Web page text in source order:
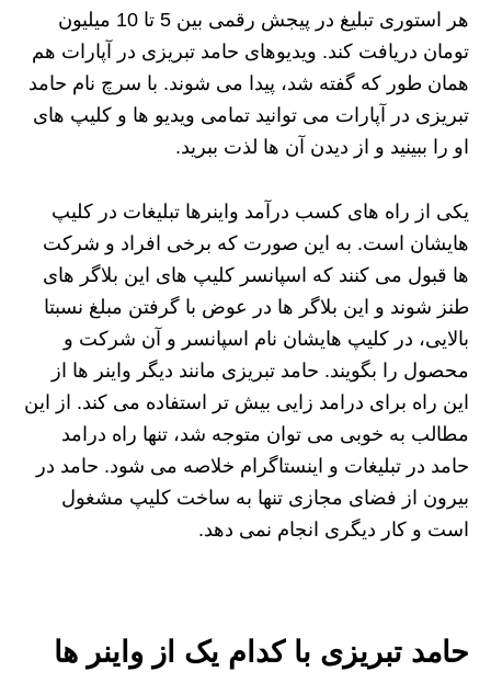
هر استوری تبلیغ در پیجش رقمی بین 5 تا 10 میلیون
تومان دریافت کند. ویدیوهای حامد تبریزی در آپارات هم
همان طور که گفته شد، پیدا می شوند. با سرچ نام حامد
تبریزی در آپارات می توانید تمامی ویدیو ها و کلیپ های
او را ببینید و از دیدن آن ها لذت ببرید.
یکی از راه های کسب درآمد واینرها تبلیغات در کلیپ
هایشان است. به این صورت که برخی افراد و شرکت
ها قبول می کنند که اسپانسر کلیپ های این بلاگر های
طنز شوند و این بلاگر ها در عوض با گرفتن مبلغ نسبتا
بالایی، در کلیپ هایشان نام اسپانسر و آن شرکت و
محصول را بگویند. حامد تبریزی مانند دیگر واینر ها از
این راه برای درامد زایی بیش تر استفاده می کند. از این
مطالب به خوبی می توان متوجه شد، تنها راه درامد
حامد در تبلیغات و اینستاگرام خلاصه می شود. حامد در
بیرون از فضای مجازی تنها به ساخت کلیپ مشغول
است و کار دیگری انجام نمی دهد.
حامد تبریزی با کدام یک از واینر ها